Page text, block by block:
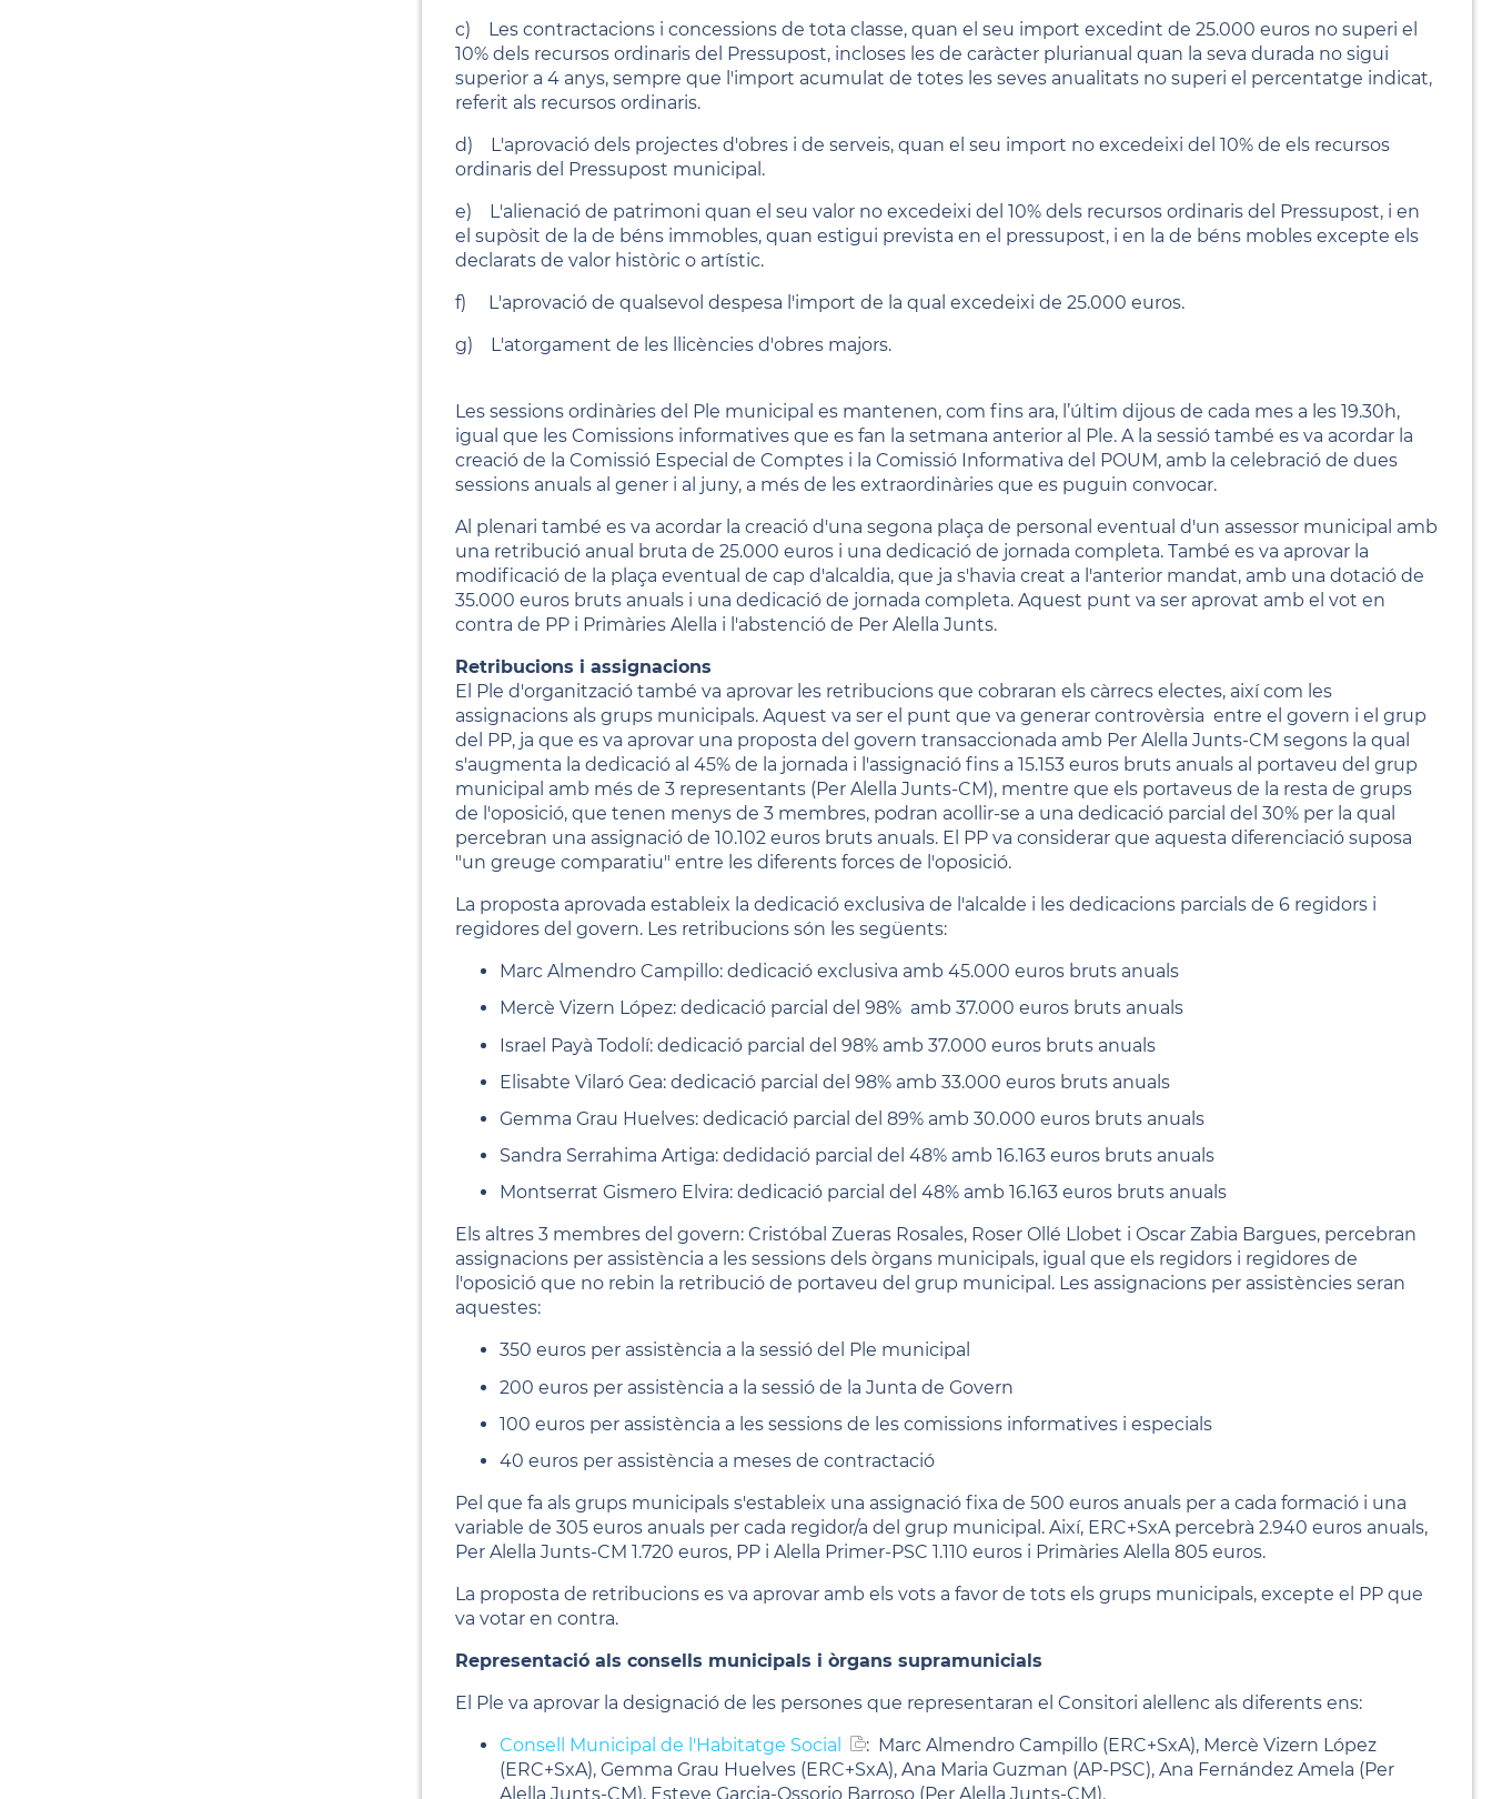
c) Les contractacions i concessions de tota classe, quan el seu import excedint de 25.000 euros no superi el
10% dels recursos ordinaris del Pressupost, incloses les de caràcter plurianual quan la seva durada no sigui
superior a 4 anys, sempre que l'import acumulat de totes les seves anualitats no superi el percentatge indicat,
referit als recursos ordinaris.
d) L'aprovació dels projectes d'obres i de serveis, quan el seu import no excedeixi del 10% de els recursos
ordinaris del Pressupost municipal.
e) L'alienació de patrimoni quan el seu valor no excedeixi del 10% dels recursos ordinaris del Pressupost, i en
el supòsit de la de béns immobles, quan estigui prevista en el pressupost, i en la de béns mobles excepte els
declarats de valor històric o artístic.
f) L'aprovació de qualsevol despesa l'import de la qual excedeixi de 25.000 euros.
g) L'atorgament de les llicències d'obres majors.
Les sessions ordinàries del Ple municipal es mantenen, com fins ara, l’últim dijous de cada mes a les 19.30h,
igual que les Comissions informatives que es fan la setmana anterior al Ple. A la sessió també es va acordar la
creació de la Comissió Especial de Comptes i la Comissió Informativa del POUM, amb la celebració de dues
sessions anuals al gener i al juny, a més de les extraordinàries que es puguin convocar.
Al plenari també es va acordar la creació d'una segona plaça de personal eventual d'un assessor municipal amb
una retribució anual bruta de 25.000 euros i una dedicació de jornada completa. També es va aprovar la
modificació de la plaça eventual de cap d'alcaldia, que ja s'havia creat a l'anterior mandat, amb una dotació de
35.000 euros bruts anuals i una dedicació de jornada completa. Aquest punt va ser aprovat amb el vot en
contra de PP i Primàries Alella i l'abstenció de Per Alella Junts.
Retribucions i assignacions
El Ple d'organització també va aprovar les retribucions que cobraran els càrrecs electes, així com les
assignacions als grups municipals. Aquest va ser el punt que va generar controvèrsia entre el govern i el grup
del PP, ja que es va aprovar una proposta del govern transaccionada amb Per Alella Junts-CM segons la qual
s'augmenta la dedicació al 45% de la jornada i l'assignació fins a 15.153 euros bruts anuals al portaveu del grup
municipal amb més de 3 representants (Per Alella Junts-CM), mentre que els portaveus de la resta de grups
de l'oposició, que tenen menys de 3 membres, podran acollir-se a una dedicació parcial del 30% per la qual
percebran una assignació de 10.102 euros bruts anuals. El PP va considerar que aquesta diferenciació suposa
"un greuge comparatiu" entre les diferents forces de l'oposició.
La proposta aprovada estableix la dedicació exclusiva de l'alcalde i les dedicacions parcials de 6 regidors i
regidores del govern. Les retribucions són les següents:
Marc Almendro Campillo: dedicació exclusiva amb 45.000 euros bruts anuals
Mercè Vizern López: dedicació parcial del 98% amb 37.000 euros bruts anuals
Israel Payà Todolí: dedicació parcial del 98% amb 37.000 euros bruts anuals
Elisabte Vilaró Gea: dedicació parcial del 98% amb 33.000 euros bruts anuals
Gemma Grau Huelves: dedicació parcial del 89% amb 30.000 euros bruts anuals
Sandra Serrahima Artiga: dedidació parcial del 48% amb 16.163 euros bruts anuals
Montserrat Gismero Elvira: dedicació parcial del 48% amb 16.163 euros bruts anuals
Els altres 3 membres del govern: Cristóbal Zueras Rosales, Roser Ollé Llobet i Oscar Zabia Bargues, percebran
assignacions per assistència a les sessions dels òrgans municipals, igual que els regidors i regidores de
l'oposició que no rebin la retribució de portaveu del grup municipal. Les assignacions per assistències seran
aquestes:
350 euros per assistència a la sessió del Ple municipal
200 euros per assistència a la sessió de la Junta de Govern
100 euros per assistència a les sessions de les comissions informatives i especials
40 euros per assistència a meses de contractació
Pel que fa als grups municipals s'estableix una assignació fixa de 500 euros anuals per a cada formació i una
variable de 305 euros anuals per cada regidor/a del grup municipal. Així, ERC+SxA percebrà 2.940 euros anuals,
Per Alella Junts-CM 1.720 euros, PP i Alella Primer-PSC 1.110 euros i Primàries Alella 805 euros.
La proposta de retribucions es va aprovar amb els vots a favor de tots els grups municipals, excepte el PP que
va votar en contra.
Representació als consells municipals i òrgans supramunicials
El Ple va aprovar la designació de les persones que representaran el Consitori alellenc als diferents ens:
Consell Municipal de l'Habitatge Social
: Marc Almendro Campillo (ERC+SxA), Mercè Vizern López
(ERC+SxA), Gemma Grau Huelves (ERC+SxA), Ana Maria Guzman (AP-PSC), Ana Fernández Amela (Per
Alella Junts-CM), Esteve Garcia-Ossorio Barroso (Per Alella Junts-CM).